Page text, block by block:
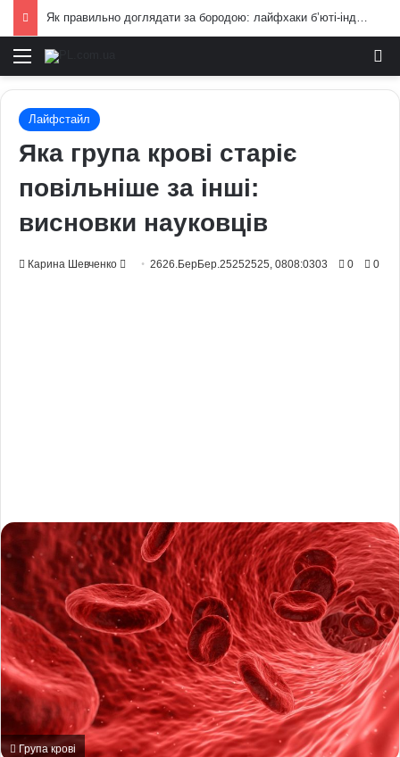
Як правильно доглядати за бородою: лайфхаки б’юті-індустрії для чоловіків
Меню
Лайфстайл
Яка група крові старіє
повільніше за інші:
висновки науковців
Карина Шевченко
Send2626.БерБер.25252525, 0808:0303 0 0
Група крові